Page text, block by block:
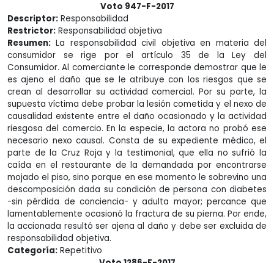
Voto 947-F-2017
Descriptor: Responsabilidad
Restrictor: Responsabilidad objetiva
Resumen: La responsabilidad civil objetiva en materia del
consumidor se rige por el artículo 35 de la Ley del
Consumidor. Al comerciante le corresponde demostrar que le
es ajeno el daño que se le atribuye con los riesgos que se
crean al desarrollar su actividad comercial. Por su parte, la
supuesta víctima debe probar la lesión cometida y el nexo de
causalidad existente entre el daño ocasionado y la actividad
riesgosa del comercio. En la especie, la actora no probó ese
necesario nexo causal. Consta de su expediente médico, el
parte de la Cruz Roja y la testimonial, que ella no sufrió la
caída en el restaurante de la demandada por encontrarse
mojado el piso, sino porque en ese momento le sobrevino una
descomposición dada su condición de persona con diabetes
-sin pérdida de conciencia- y adulta mayor; percance que
lamentablemente ocasionó la fractura de su pierna. Por ende,
la accionada resultó ser ajena al daño y debe ser excluida de
responsabilidad objetiva.
Categoría: Repetitivo